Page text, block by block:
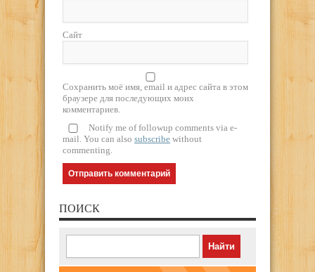
Сайт
Сохранить моё имя, email и адрес сайта в этом
браузере для последующих моих
комментариев.
Notify me of followup comments via e-
mail. You can also subscribe without
commenting.
ПОИСК